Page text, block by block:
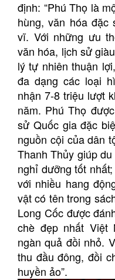
định: “Phú Thọ là
hùng, văn hóa đặc
vĩ. Với những ưu
văn hóa, lịch sử
lý tự nhiên thuận
đa dạng các loại
nhận 7-8 triệu lượt
năm. Phú Thọ
sử Quốc gia đặc
nguồn cội của dân
Thanh Thủy giúp
nghỉ dưỡng tốt
với nhiều hang
vật có tên trong
Long Cốc được
chè đẹp nhất Việt
ngàn quả đồi nhỏ.
thu đầu đông, đồi
huyền ảo”.